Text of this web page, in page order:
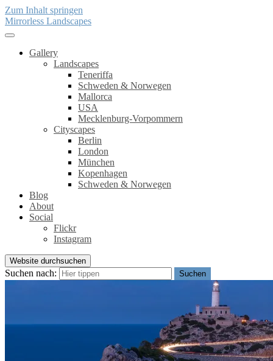
Zum Inhalt springen
Mirrorless Landscapes
Gallery
Landscapes
Teneriffa
Schweden & Norwegen
Mallorca
USA
Mecklenburg-Vorpommern
Cityscapes
Berlin
London
München
Kopenhagen
Schweden & Norwegen
Blog
About
Social
Flickr
Instagram
Website durchsuchen
Suchen nach: Suchen